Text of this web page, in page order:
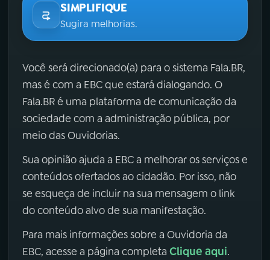
SIMPLIFIQUE
Sugira melhorias.
Você será direcionado(a) para o sistema Fala.BR,
mas é com a EBC que estará dialogando. O
Fala.BR é uma plataforma de comunicação da
sociedade com a administração pública, por
meio das Ouvidorias.
Sua opinião ajuda a EBC a melhorar os serviços e
conteúdos ofertados ao cidadão. Por isso, não
se esqueça de incluir na sua mensagem o link
do conteúdo alvo de sua manifestação.
Para mais informações sobre a Ouvidoria da
EBC, acesse a página completa Clique aqui.